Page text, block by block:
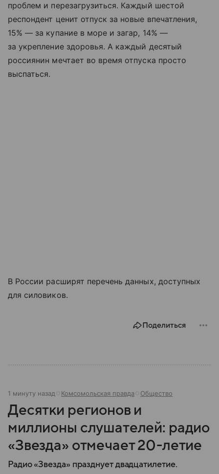
проблем и перезагрузиться. Каждый шестой
респондент ценит отпуск за новые впечатления,
15% — за купание в море и загар, 14% —
за укрепление здоровья. А каждый десятый
россиянин мечтает во время отпуска просто
выспаться.
В России расширят перечень данных, доступных
для силовиков.
Поделиться
1 минуту назад Комсомольская правда Общество
Десятки регионов и
миллионы слушателей: радио
«Звезда» отмечает 20-летие
Радио «Звезда» празднует двадцатилетие.